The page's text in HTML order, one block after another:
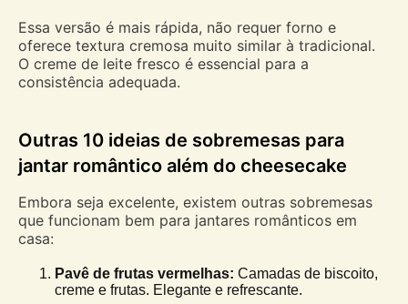
Essa versão é mais rápida, não requer forno e
oferece textura cremosa muito similar à tradicional.
O creme de leite fresco é essencial para a
consistência adequada.
Outras 10 ideias de sobremesas para
jantar romântico além do cheesecake
Embora seja excelente, existem outras sobremesas
que funcionam bem para jantares românticos em
casa:
Pavê de frutas vermelhas: Camadas de biscoito,
creme e frutas. Elegante e refrescante.